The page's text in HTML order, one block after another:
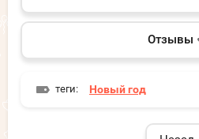
Отзывы
теги: Новый год